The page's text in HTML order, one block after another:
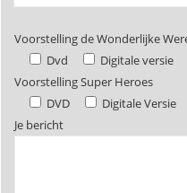
Voorstelling de Wonderlijke
Dvd
Digitale versie
Voorstelling Super Heroes
DVD
Digitale Versie
Je bericht